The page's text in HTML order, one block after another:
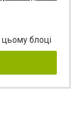
блоці